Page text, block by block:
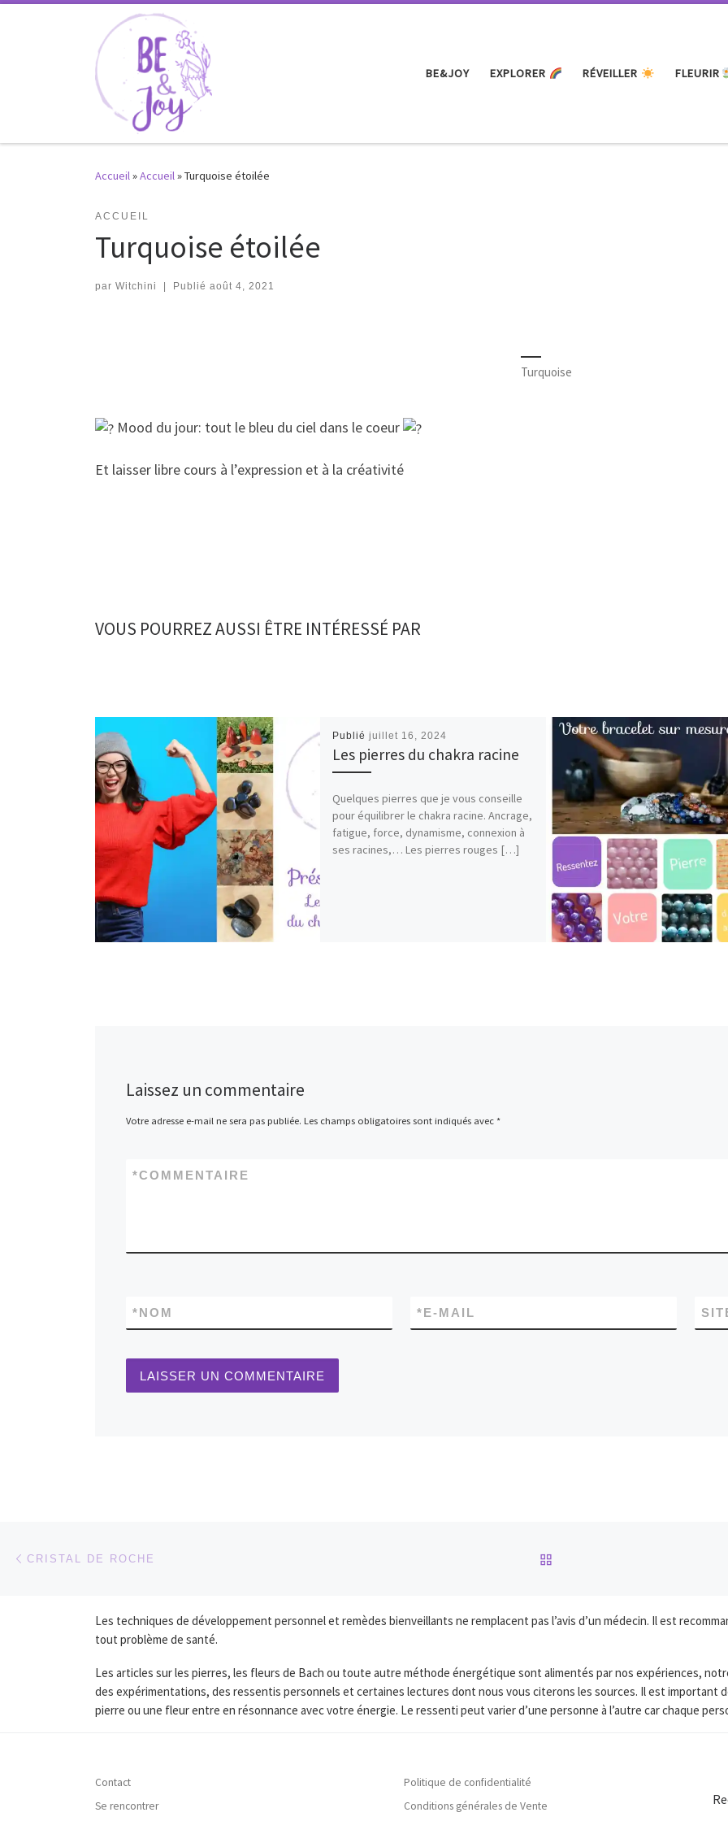
Passer au contenu
BE&JOY EXPLORER RÉVEILLER FLEURIR
Accueil»Accueil»Turquoise étoilée
ACCUEIL
Turquoise étoilée
par Witchini Publié août 4, 2021
Turquoise
Mood du jour: tout le bleu du ciel dans le coeur
Et laisser libre cours à l’expression et à la créativité
VOUS POURREZ AUSSI ÊTRE INTÉRESSÉ PAR
Publié juillet 16, 2024
Les pierres du chakra racine
Quelques pierres que je vous conseille
pour équilibrer le chakra racine. Ancrage,
fatigue, force, dynamisme, connexion à
ses racines,… Les pierres rouges […]
Laissez un commentaire
Votre adresse e-mail ne sera pas publiée. Les champs obligatoires sont indiqués avec *
COMMENTAIRE
*
NOM
* E-MAIL
*
Parcourir les articles
CRISTAL DE ROCHE
Les techniques de développement personnel et remèdes bienveillants ne remplacent pas l’avis d’un médecin. Il est
tout problème de santé.
Les articles sur les pierres, les fleurs de Bach ou toute autre méthode énergétique sont alimentés par nos expériences,
des expérimentations, des ressentis personnels et certaines lectures dont nous vous citerons les sources. Il est important
pierre ou une fleur entre en résonnance avec votre énergie. Le ressenti peut varier d’une personne à l’autre car chaque
Contact
Se rencontrer
Politique de confidentialité
Conditions générales de Vente